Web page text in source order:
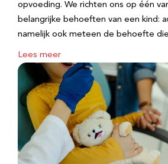
opvoeding. We richten ons op één
belangrijke behoeften van een kind:
namelijk ook meteen de behoefte
Lees meer